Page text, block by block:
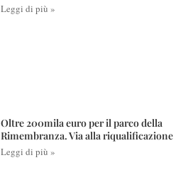
Leggi di più »
Oltre 200mila euro per il parco della
Rimembranza. Via alla riqualificazione
Leggi di più »